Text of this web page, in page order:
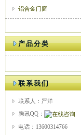
铝合金门窗
产品分类
联系我们
联系人：严洋
腾讯QQ：
电话：13600314766